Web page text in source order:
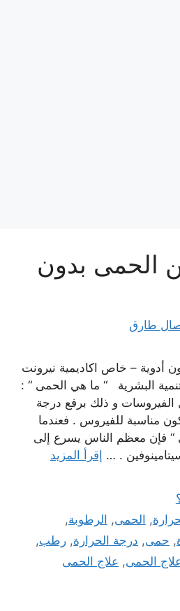
الحمى بدون
طارق
أدوية – خاص اكاديمية نيرونت
البشرية “ ما هي الحمى “ :
و ذلك برفع درجة
مناسبة للفيروس . فعندما
“ فإن معظم الناس يسرع إلى
. … إقرأ المزيد
, الحمى, الرطوبة,
, حمى, درجة الحرارة, رطب,
الحمى, علاج الحمى